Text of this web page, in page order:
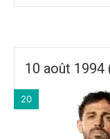
10 août 1994
20